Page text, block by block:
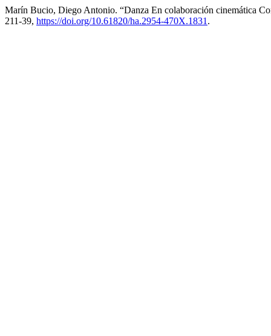
Marín Bucio, Diego Antonio. “Danza En colaboración cinemática
211-39, https://doi.org/10.61820/ha.2954-470X.1831 .